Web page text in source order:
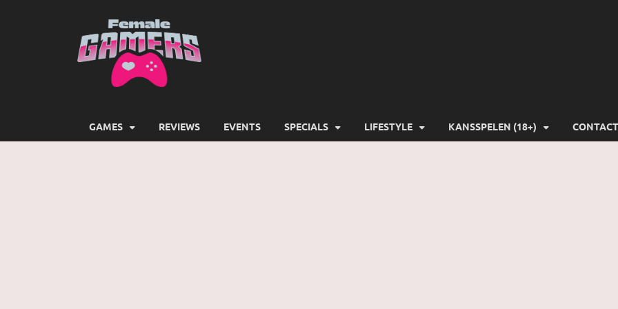
GAMES REVIEWS EVENTS SPECIALS LIFESTYLE KANSSPELEN (18+) CONTACT